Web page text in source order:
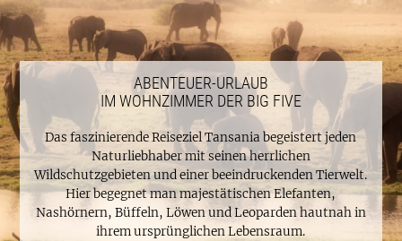
ABENTEUER-URLAUB
IM WOHNZIMMER DER BIG FIVE
Das faszinierende Reiseziel Tansania begeistert jeden
Naturliebhaber mit seinen herrlichen
Wildschutzgebieten und einer beeindruckenden Tierwelt.
Hier begegnet man majestätischen Elefanten,
Nashörnern, Büffeln, Löwen und Leoparden hautnah in
ihrem ursprünglichen Lebensraum.